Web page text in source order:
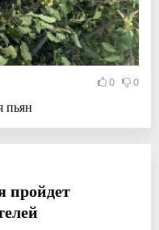
0 0
пьян
пройдет